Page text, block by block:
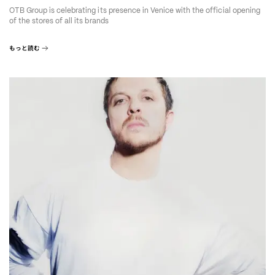
OTB Group is celebrating its presence in Venice with the official opening
of the stores of all its brands
もっと読む